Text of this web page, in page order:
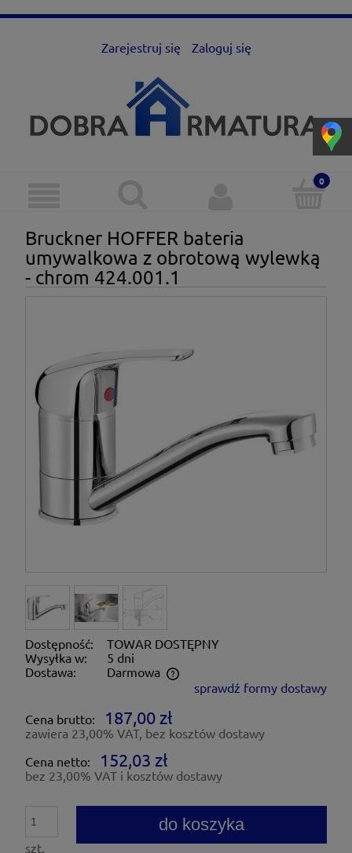
Zarejestruj się Zaloguj się
Bruckner HOFFER bateria
umywalkowa z obrotową wylewką
- chrom 424.001.1
Dostępność:
TOWAR DOSTĘPNY
Wysyłka w:
5 dni
Dostawa:
Darmowa
Cena nie zawiera ewentualnych kosztów płatności
sprawdź formy dostawy
Cena brutto:
187,00 zł
zawiera 23,00% VAT, bez kosztów dostawy
Cena netto:
152,03 zł
bez 23,00% VAT i kosztów dostawy
szt.
do koszyka